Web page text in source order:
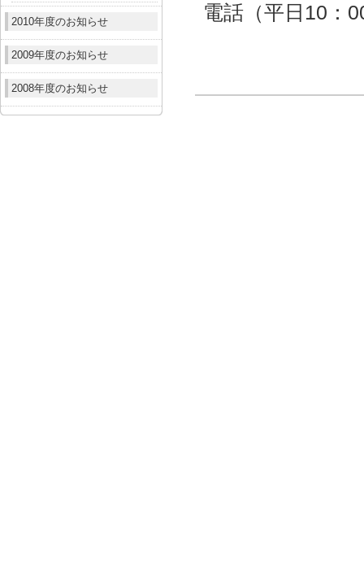
2010年度のお知らせ
2009年度のお知らせ
2008年度のお知らせ
電話（平日10：